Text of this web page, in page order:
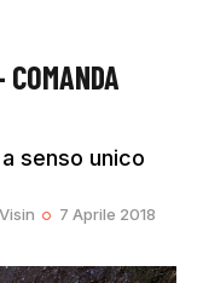
COMANDA
senso unico
7 Aprile 2018